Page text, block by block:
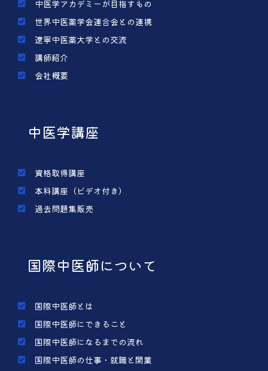
中医学アカデミーが目指すもの
世界中医薬学会連合会との連携
遼寧中医薬大学との交流
講師紹介
会社概要
中医学講座
資格取得講座
本科講座（ビデオ付き）
過去問題集販売
国際中医師について
国際中医師とは
国際中医師にできること
国際中医師になるまでの流れ
国際中医師の仕事・就職と開業